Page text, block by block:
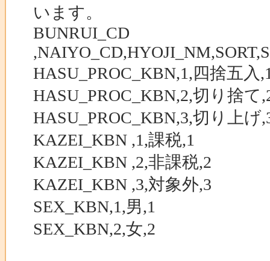
います。
BUNRUI_CD
HASU_PROC_KBN,1,四捨五入
HASU_PROC_KBN,2,切り捨て
HASU_PROC_KBN,3,切り上げ
KAZEI_KBN ,1,課税,1
KAZEI_KBN ,2,非課税,2
KAZEI_KBN ,3,対象外,3
SEX_KBN,1,男,1
SEX_KBN,2,女,2